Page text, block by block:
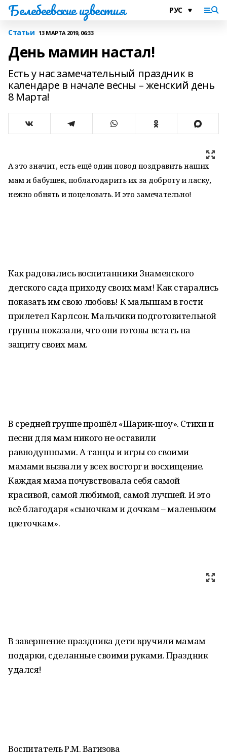
Белебеевские известия
Статьи 13 МАРТА 2019, 06:33
День мамин настал!
Есть у нас замечательный праздник в
календаре в начале весны – женский день
8 Марта!
А это значит, есть ещё один повод поздравить наших
мам и бабушек, поблагодарить их за доброту и ласку,
нежно обнять и поцеловать. И это замечательно!
Как радовались воспитанники Знаменского
детского сада приходу своих мам! Как старались
показать им свою любовь! К малышам в гости
прилетел Карлсон. Мальчики подготовительной
группы показали, что они готовы встать на
защиту своих мам.
В средней группе прошёл «Шарик-шоу». Стихи и
песни для мам никого не оставили
равнодушными. А танцы и игры со своими
мамами вызвали у всех восторг и восхищение.
Каждая мама почувствовала себя самой
красивой, самой любимой, самой лучшей. И это
всё благодаря «сыночкам и дочкам – маленьким
цветочкам».
В завершение праздника дети вручили мамам
подарки, сделанные своими руками. Праздник
удался!
Воспитатель Р.М. Вагизова